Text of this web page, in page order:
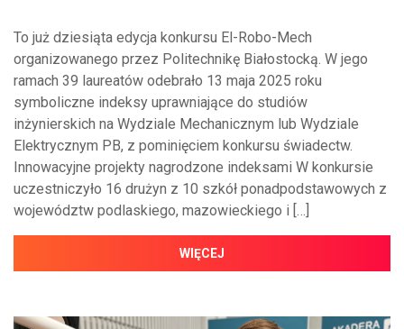
To już dziesiąta edycja konkursu El-Robo-Mech
organizowanego przez Politechnikę Białostocką. W jego
ramach 39 laureatów odebrało 13 maja 2025 roku
symboliczne indeksy uprawniające do studiów
inżynierskich na Wydziale Mechanicznym lub Wydziale
Elektrycznym PB, z pominięciem konkursu świadectw.
Innowacyjne projekty nagrodzone indeksami W konkursie
uczestniczyło 16 drużyn z 10 szkół ponadpodstawowych z
województw podlaskiego, mazowieckiego i […]
WIĘCEJ